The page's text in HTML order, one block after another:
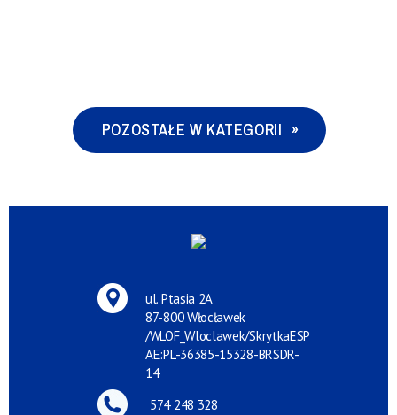
POZOSTAŁE W KATEGORII
ul. Ptasia 2A
87-800 Włocławek
/WLOF_Wloclawek/SkrytkaESP
AE:PL-36385-15328-BRSDR-
14
574 248 328